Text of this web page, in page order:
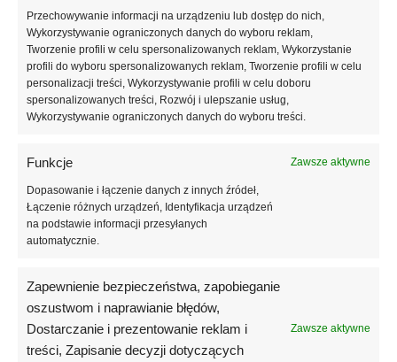
Przechowywanie informacji na urządzeniu lub dostęp do nich,
Wykorzystywanie ograniczonych danych do wyboru reklam,
Tworzenie profili w celu spersonalizowanych reklam, Wykorzystanie
profili do wyboru spersonalizowanych reklam, Tworzenie profili w celu
personalizacji treści, Wykorzystywanie profili w celu doboru
spersonalizowanych treści, Rozwój i ulepszanie usług,
Wykorzystywanie ograniczonych danych do wyboru treści.
Funkcje Zawsze aktywne
Dopasowanie i łączenie danych z innych źródeł,
Łączenie różnych urządzeń, Identyfikacja urządzeń
na podstawie informacji przesyłanych
automatycznie.
Zapewnienie bezpieczeństwa, zapobieganie
oszustwom i naprawianie błędów,
Dostarczanie i prezentowanie reklam i
treści, Zapisanie decyzji dotyczących
Zawsze aktywne
zakończenie zabezpiecz stylizację topem hybrydowym.
Pojemność: 10 ml
Marka: XNAIL
Kolor: Pink Gin & Tonic #0601
Opinie (0)